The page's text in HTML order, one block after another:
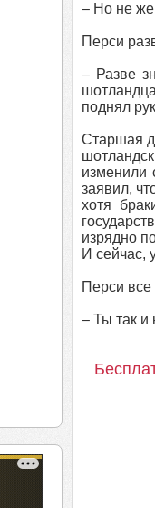
– Но не
Перси
– Разве
поднял
Старшая
изменили
заявил,
хотя
изрядно
И сейчас,
Перси все
– Ты так и